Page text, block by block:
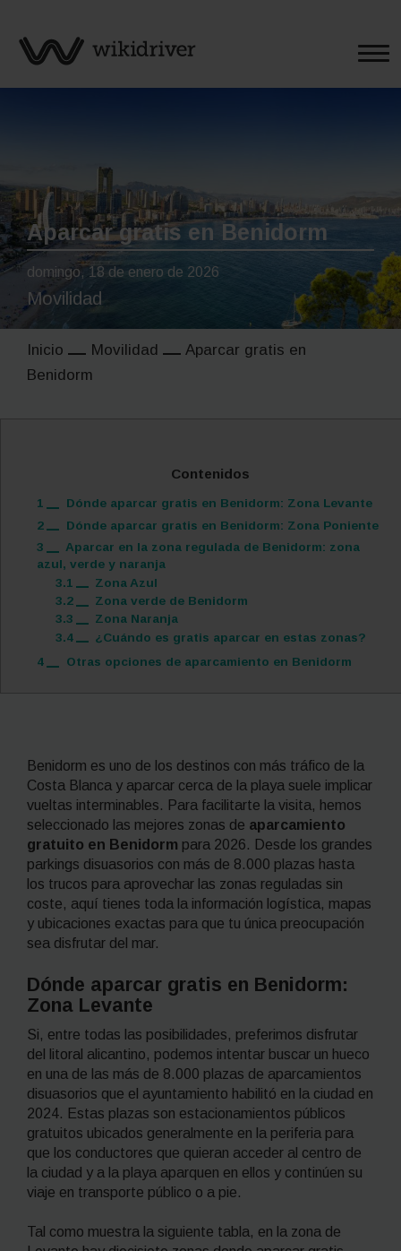
Aparcar gratis en Benidorm
domingo, 18 de enero de 2026
Movilidad
Inicio Movilidad
Aparcar gratis en
Benidorm
Contenidos
1
Dónde aparcar gratis en Benidorm: Zona Levante
2
Dónde aparcar gratis en Benidorm: Zona Poniente
3
Aparcar en la zona regulada de Benidorm: zona
azul, verde y naranja
3.1
Zona Azul
3.2
Zona verde de Benidorm
3.3
Zona Naranja
3.4
¿Cuándo es gratis aparcar en estas zonas?
4
Otras opciones de aparcamiento en Benidorm
Benidorm es uno de los destinos con más tráfico de la
Costa Blanca y aparcar cerca de la playa suele implicar
vueltas interminables. Para facilitarte la visita, hemos
seleccionado las mejores zonas de aparcamiento
gratuito en Benidorm para 2026. Desde los grandes
parkings disuasorios con más de 8.000 plazas hasta
los trucos para aprovechar las zonas reguladas sin
coste, aquí tienes toda la información logística, mapas
y ubicaciones exactas para que tu única preocupación
sea disfrutar del mar.
Dónde aparcar gratis en Benidorm:
Zona Levante
Si, entre todas las posibilidades, preferimos disfrutar
del litoral alicantino, podemos intentar buscar un hueco
en una de las más de 8.000 plazas de aparcamientos
disuasorios que el ayuntamiento habilitó en la ciudad en
2024. Estas plazas son estacionamientos públicos
gratuitos ubicados generalmente en la periferia para
que los conductores que quieran acceder al centro de
la ciudad y a la playa aparquen en ellos y continúen su
viaje en transporte público o a pie.
Tal como muestra la siguiente tabla, en la zona de